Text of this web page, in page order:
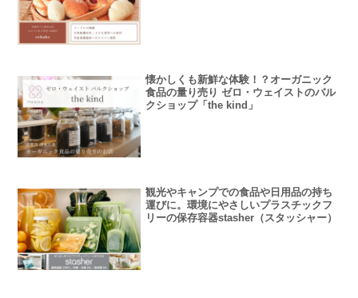
懐かしくも新鮮な体験！？オーガニック
食品の量り売り ゼロ・ウェイストのバル
クショップ「the kind」
観光やキャンプでの食品や日用品の持ち
運びに。環境にやさしいプラスチックフ
リーの保存容器stasher（スタッシャー）